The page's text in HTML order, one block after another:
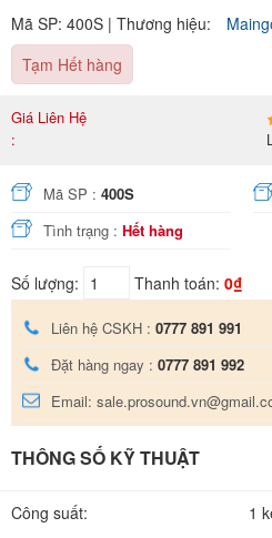
Mã SP: 400S | Thương hiệu:
Tạm Hết hàng
Giá Liên Hệ
:
Mã SP : 400S
Tình trạng : Hết hàng
Số lượng: Thanh toán: 0₫
Liên hệ CSKH : 0777 891 991
Đặt hàng ngay : 0777 891 992
Email:
THÔNG SỐ KỸ THUẬT
Công suất: 1